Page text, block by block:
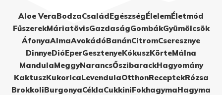
Aloe VeraBodzaCsaládEgészségÉlelemÉletmód
FűszerekMáriatövisGazdaságGombákGyümölcsök
ÁfonyaAlmaAvokádóBanánCitromCseresznye
DinnyeDióEperGesztenyeKókuszKörteMálna
MandulaMeggyNarancsŐszibarackHagyomány
KaktuszKukoricaLevendulaOtthonReceptekRózsa
BrokkoliBurgonyaCéklaCukkiniFokhagymaHagyma